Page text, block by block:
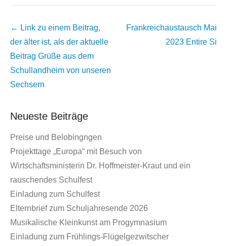
Beitrags
Übersicht
← Link zu einem Beitrag,
der älter ist, als der aktuelle
Beitrag Grüße aus dem
Schullandheim von unseren
Sechsern
Frankreichaustausch Mai
2023 Entire Si
Neueste Beiträge
Preise und Belobingngen
Projekttage „Europa“ mit Besuch von
Wirtschaftsministerin Dr. Hoffmeister-Kraut und ein
rauschendes Schulfest
Einladung zum Schulfest
Elternbrief zum Schuljahresende 2026
Musikalische Kleinkunst am Progymnasium
Einladung zum Frühlings-Flügelgezwitscher